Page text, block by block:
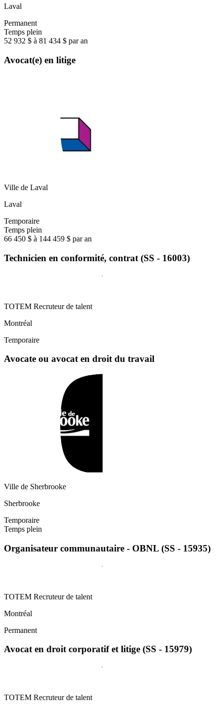
Laval
Permanent
Temps plein
52 932 $ à 81 434 $ par an
Avocat(e) en litige
Ville de Laval
Laval
Temporaire
Temps plein
66 450 $ à 144 459 $ par an
Technicien en conformité, contrat (SS - 16003)
TOTEM Recruteur de talent
Montréal
Temporaire
Avocate ou avocat en droit du travail
Ville de Sherbrooke
Sherbrooke
Temporaire
Temps plein
Organisateur communautaire - OBNL (SS - 15935)
TOTEM Recruteur de talent
Montréal
Permanent
Avocat en droit corporatif et litige (SS - 15979)
TOTEM Recruteur de talent